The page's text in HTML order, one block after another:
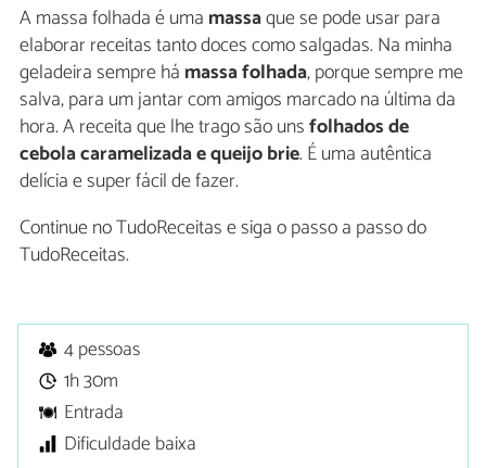
A massa folhada é uma massaque se pode usar para
elaborar receitas tanto doces como salgadas. Na minha
geladeira sempre há massa folhada, porque sempre me
salva, para um jantar com amigos marcado na última da
hora. A receita que lhe trago são unsfolhados de
cebola caramelizada e queijo brie. É uma autêntica
delícia e super fácil de fazer.
Continue no TudoReceitas e siga o passo a passo do
TudoReceitas.
4 pessoas
1h 30m
Entrada
Dificuldade baixa